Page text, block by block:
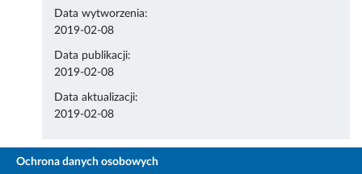
Data wytworzenia:
2019-02-08
Data publikacji:
2019-02-08
Data aktualizacji:
2019-02-08
Ochrona danych osobowych